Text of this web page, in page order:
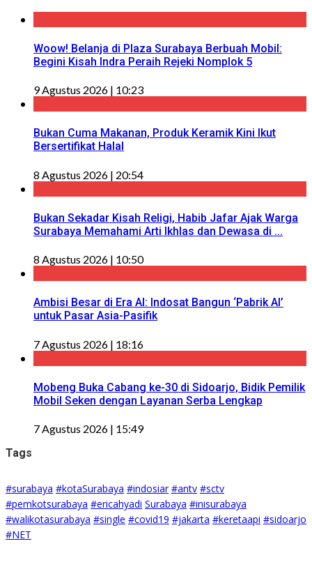
Woow! Belanja di Plaza Surabaya Berbuah Mobil:
Begini Kisah Indra Peraih Rejeki Nomplok 5
9 Agustus 2026 | 10:23
Bukan Cuma Makanan, Produk Keramik Kini Ikut
Bersertifikat Halal
8 Agustus 2026 | 20:54
Bukan Sekadar Kisah Religi, Habib Jafar Ajak Warga
Surabaya Memahami Arti Ikhlas dan Dewasa di ...
8 Agustus 2026 | 10:50
Ambisi Besar di Era AI: Indosat Bangun ‘Pabrik AI’
untuk Pasar Asia-Pasifik
7 Agustus 2026 | 18:16
Mobeng Buka Cabang ke-30 di Sidoarjo, Bidik Pemilik
Mobil Seken dengan Layanan Serba Lengkap
7 Agustus 2026 | 15:49
Tags
#surabaya #kotaSurabaya #indosiar #antv #sctv
#pemkotsurabaya #ericahyadi Surabaya #inisurabaya
#walikotasurabaya #single #covid19 #jakarta #keretaapi #sidoarjo
#NET